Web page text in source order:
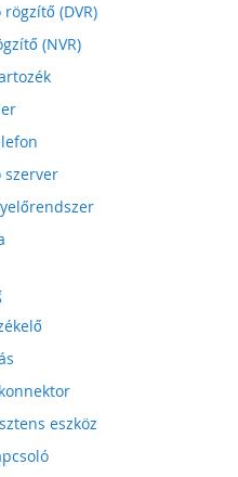
(DVR)
(NVR)
szerver
eszköz